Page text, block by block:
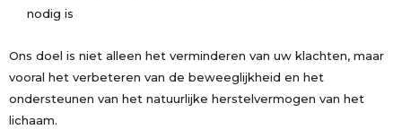
nodig is
Ons doel is niet alleen het verminderen van uw klachten, maar
vooral het verbeteren van de beweeglijkheid en het
ondersteunen van het natuurlijke herstelvermogen van het
lichaam.